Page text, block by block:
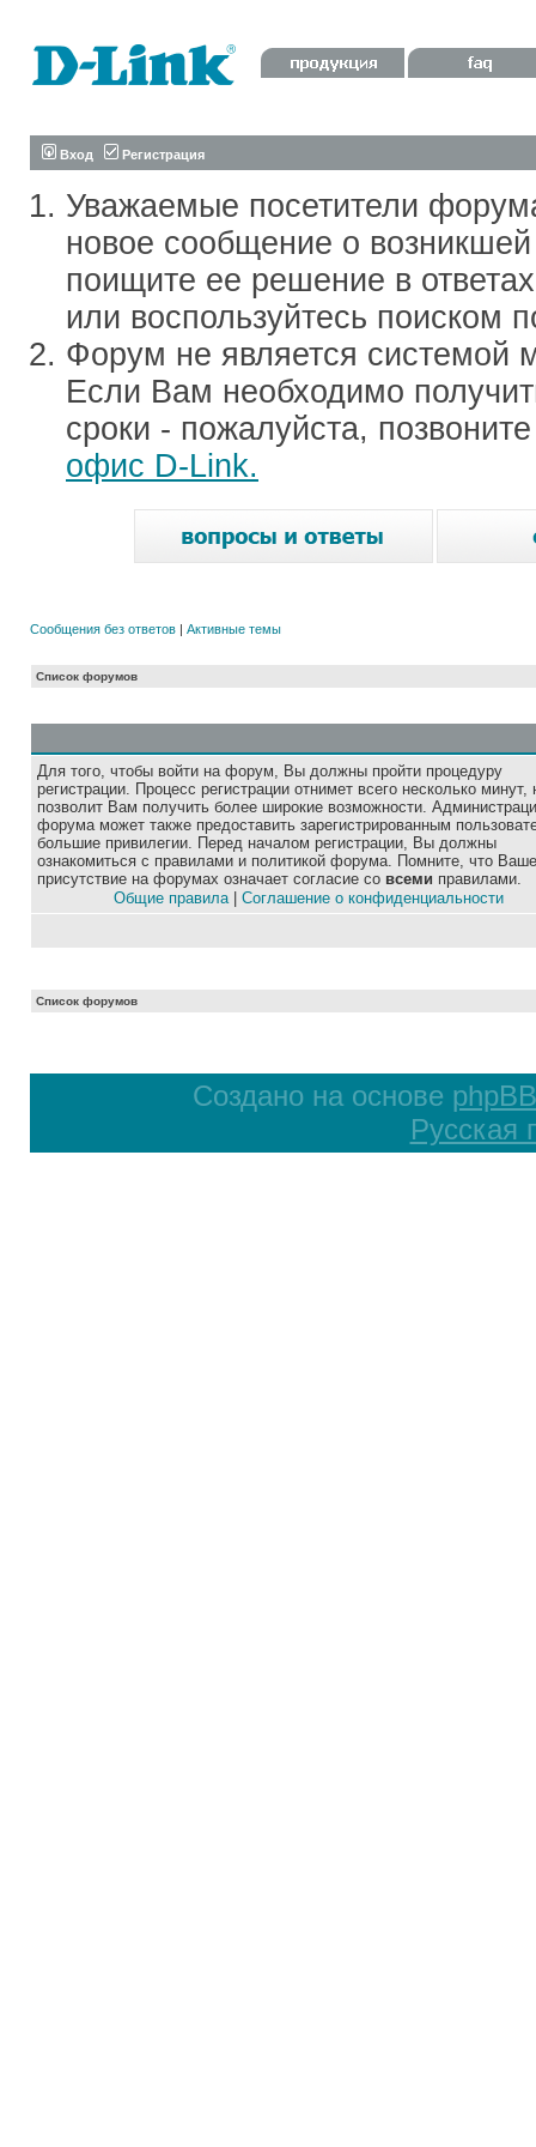
Вход Регистрация
Уважаемые посетители
новое сообщение о
поищите ее решение в
или воспользуйтесь поиском
Форум не является системой
Если Вам необходимо
сроки - пожалуйста,
офис D-Link.
Сообщения без ответов | Активные темы
Список форумов
Для того, чтобы войти на форум, Вы должны пройти процедуру
регистрации. Процесс регистрации отнимет всего несколько минут,
позволит Вам получить более широкие возможности.
форума может также предоставить зарегистрированным
большие привилегии. Перед началом регистрации, Вы должны
ознакомиться с правилами и политикой форума. Помните, что Ваше
присутствие на форумах означает согласие со всеми правилами.
Общие правила| Соглашение о конфиденциальности
Список форумов
Создано на основе phpBB
Русская